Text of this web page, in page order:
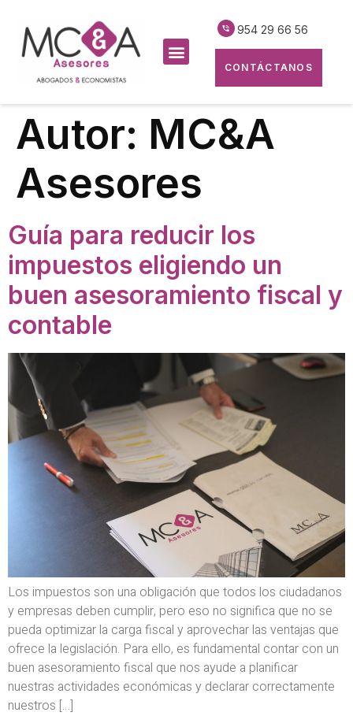
954 29 66 56
CONTÁCTANOS
Autor: MC&A
Asesores
Guía para reducir los
impuestos eligiendo un
buen asesoramiento fiscal y
contable
Los impuestos son una obligación que todos los ciudadanos
y empresas deben cumplir, pero eso no significa que no se
pueda optimizar la carga fiscal y aprovechar las ventajas que
ofrece la legislación. Para ello, es fundamental contar con un
buen asesoramiento fiscal que nos ayude a planificar
nuestras actividades económicas y declarar correctamente
nuestros […]